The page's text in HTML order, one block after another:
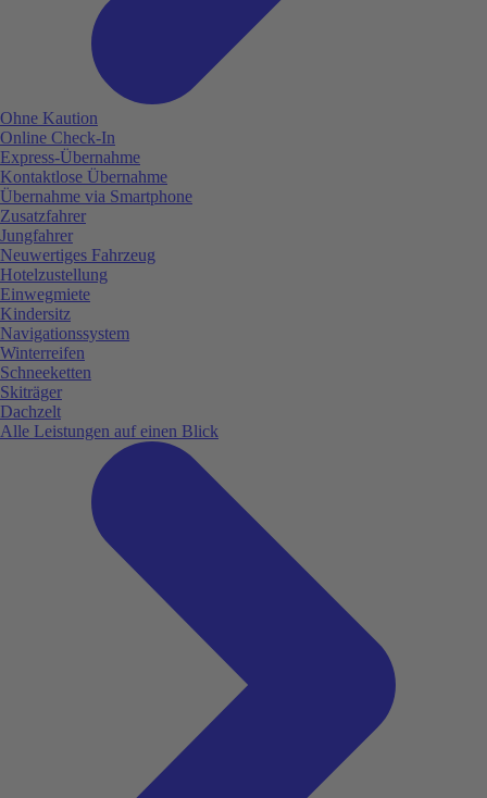
Ohne Kaution
Online Check-In
Express-Übernahme
Kontaktlose Übernahme
Übernahme via Smartphone
Zusatzfahrer
Jungfahrer
Neuwertiges Fahrzeug
Hotelzustellung
Einwegmiete
Kindersitz
Navigationssystem
Winterreifen
Schneeketten
Skiträger
Dachzelt
Alle Leistungen auf einen Blick